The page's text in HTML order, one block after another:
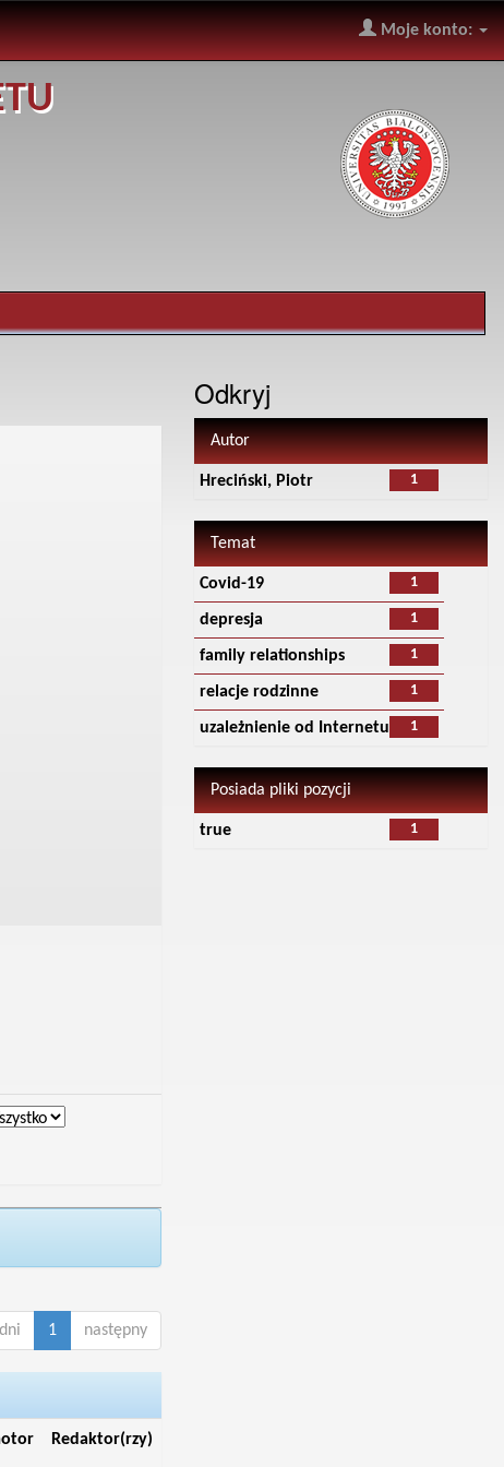
Moje konto:
1 następny
Redaktor(rzy)
Odkryj
Autor
1
Hreciński, Piotr
Temat
1
Covid-19
1
depresja
1
family relationships
1
relacje rodzinne
1
uzależnienie od Internetu
Posiada pliki pozycji
1
true